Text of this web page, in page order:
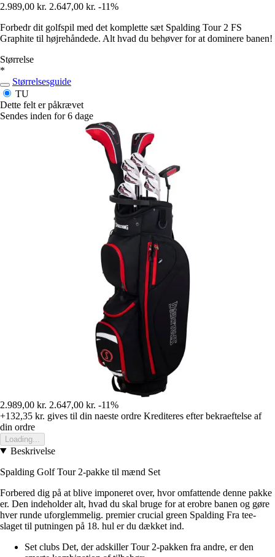
2.989,00 kr. 2.647,00 kr. -11%
Forbedr dit golfspil med det komplette sæt Spalding Tour 2 FS
Graphite til højrehåndede. Alt hvad du behøver for at dominere banen!
Størrelse
*
Størrelsesguide
TU
Dette felt er påkrævet
Sendes inden for 6 dage
2.989,00 kr. 2.647,00 kr. -11%
+132,35 kr. gives til din naeste ordre Krediteres efter bekraeftelse af
din ordre
Loading...
Beskrivelse
Spalding Golf Tour 2-pakke til mænd Set
Forbered dig på at blive imponeret over, hvor omfattende denne pakke
er. Den indeholder alt, hvad du skal bruge for at erobre banen og gøre
hver runde uforglemmelig. premier crucial green Spalding Fra tee-
slaget til putningen på 18. hul er du dækket ind.
Set clubs Det, der adskiller Tour 2-pakken fra andre, er den